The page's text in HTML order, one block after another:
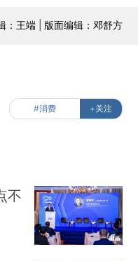
：王端 | 版面编辑：邓舒方
#消费 +关注
不